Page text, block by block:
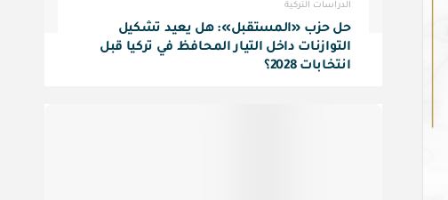
الدراسات التركية
حل حزب «المستقبل»: هل يعيد تشكيل
التوازنات داخل التيار المحافظ في تركيا قبل
انتخابات 2028؟